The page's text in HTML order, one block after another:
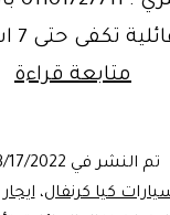
حتى 7 اشخاص للتنقلات…
متابعة قراءة
تم النشر في 17/2022
كيا كرنفال،